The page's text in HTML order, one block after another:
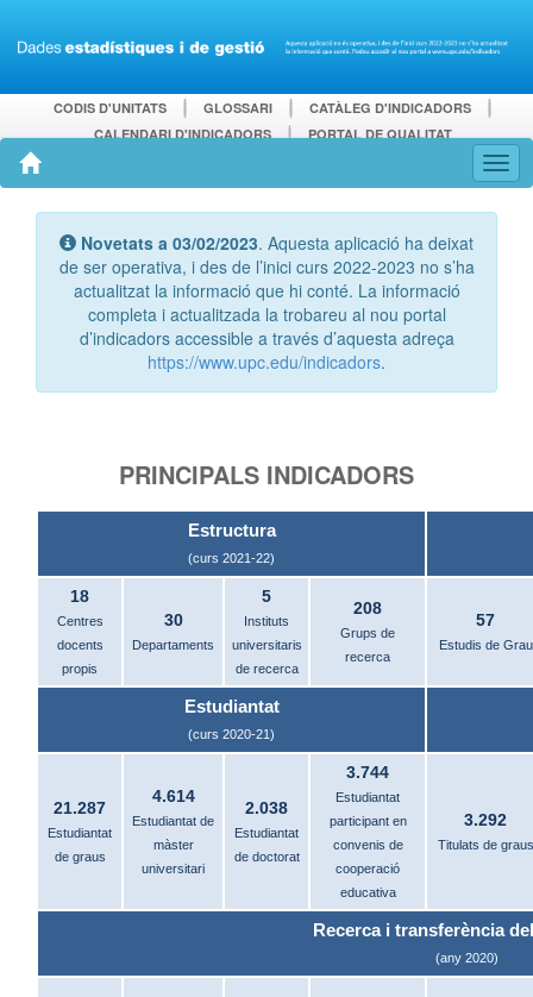
CODIS D'UNITATS GLOSSARI
CATÀLEG D'INDICADORS
CALENDARI D'INDICADORS
PORTAL DE QUALITAT
Novetats a 03/02/2023. Aquesta aplicació ha deixat
de ser operativa, i des de l’inici curs 2022-2023 no s’ha
actualitzat la informació que hi conté. La informació
completa i actualitzada la trobareu al nou portal
d’indicadors accessible a través d’aquesta adreça
https://www.upc.edu/indicadors.
PRINCIPALS INDICADORS
Estructura
(curs 2021-22)
18
Centres
docents
propis
30
Departaments
5
Instituts
universitaris
de recerca
208
Grups de
recerca
57
Estudis de Grau
Estudiantat
(curs 2020-21)
21.287
Estudiantat
de graus
4.614
Estudiantat de
màster
universitari
2.038
Estudiantat
de doctorat
3.744
Estudiantat
participant en
convenis de
cooperació
educativa
3.292
Titulats de graus
Recerca i transferència
(any 2020)